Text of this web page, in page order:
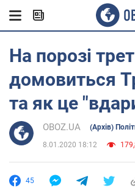
На порозі
домовиться
та як це
OBOZ.UA (Архів)
8.01.2020 18:12
45